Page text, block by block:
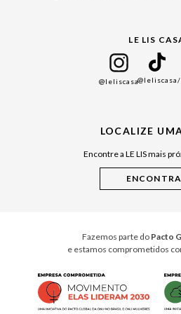
Cuidados Casa
LE LIS
@leliscasa@leliscasa/
LOCALIZE
Encontre a LE LIS mais
Fazemos parte do Pacto
e estamos comprometidos